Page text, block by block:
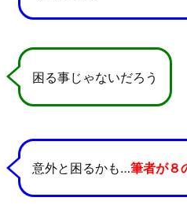
困る事じゃないだろう
意外と困るかも…筆者が８